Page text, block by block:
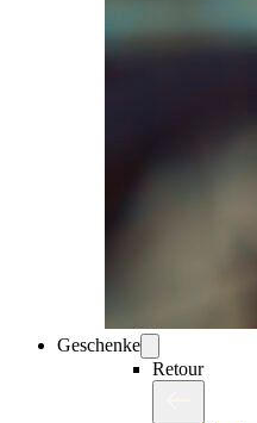
Geschenke
Retour